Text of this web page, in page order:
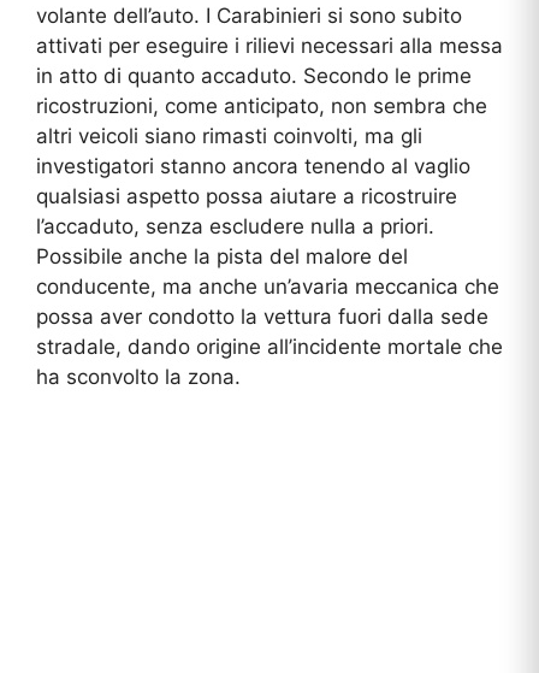
volante dell’auto. I Carabinieri si sono subito
attivati per eseguire i rilievi necessari alla messa
in atto di quanto accaduto. Secondo le prime
ricostruzioni, come anticipato, non sembra che
altri veicoli siano rimasti coinvolti, ma gli
investigatori stanno ancora tenendo al vaglio
qualsiasi aspetto possa aiutare a ricostruire
l’accaduto, senza escludere nulla a priori.
Possibile anche la pista del malore del
conducente, ma anche un’avaria meccanica che
possa aver condotto la vettura fuori dalla sede
stradale, dando origine all’incidente mortale che
ha sconvolto la zona.